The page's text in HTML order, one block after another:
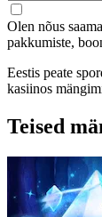
Olen nõus
pakkumiste,
Eestis peate
kasiinos
Teised